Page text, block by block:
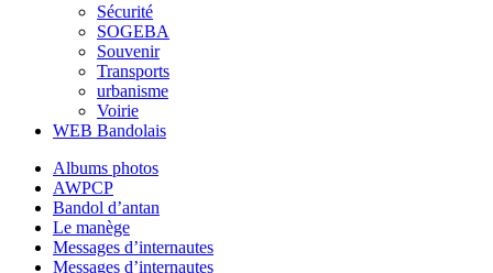
Sécurité
SOGEBA
Souvenir
Transports
urbanisme
Voirie
WEB Bandolais
Albums photos
AWPCP
Bandol d’antan
Le manège
Messages d’internautes
Messages d’internautes